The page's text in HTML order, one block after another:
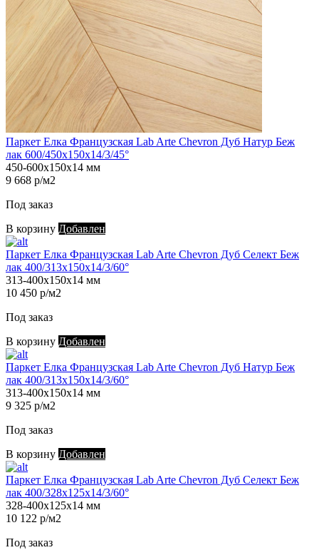
Паркет Елка Французская Lab Arte Chevron Дуб Натур Беж
лак 600/450х150х14/3/45°
450-600х150х14 мм
9 668 р/м2
Под заказ
В корзину Добавлен
Паркет Елка Французская Lab Arte Chevron Дуб Селект Беж
лак 400/313х150х14/3/60°
313-400х150х14 мм
10 450 р/м2
Под заказ
В корзину Добавлен
Паркет Елка Французская Lab Arte Chevron Дуб Натур Беж
лак 400/313х150х14/3/60°
313-400х150х14 мм
9 325 р/м2
Под заказ
В корзину Добавлен
Паркет Елка Французская Lab Arte Chevron Дуб Селект Беж
лак 400/328х125х14/3/60°
328-400х125х14 мм
10 122 р/м2
Под заказ